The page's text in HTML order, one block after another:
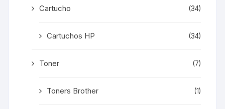
Cartucho (34)
Cartuchos HP (34)
Toner (7)
Toners Brother (1)